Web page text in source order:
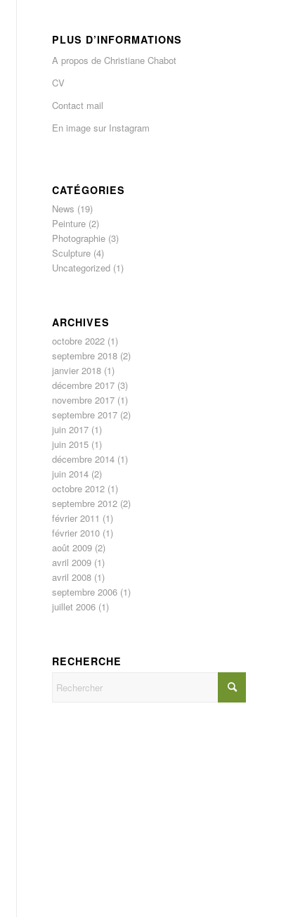
PLUS D’INFORMATIONS
A propos de Christiane Chabot
CV
Contact mail
En image sur Instagram
CATÉGORIES
News (19)
Peinture (2)
Photographie (3)
Sculpture (4)
Uncategorized (1)
ARCHIVES
octobre 2022 (1)
septembre 2018 (2)
janvier 2018 (1)
décembre 2017 (3)
novembre 2017 (1)
septembre 2017 (2)
juin 2017 (1)
juin 2015 (1)
décembre 2014 (1)
juin 2014 (2)
octobre 2012 (1)
septembre 2012 (2)
février 2011 (1)
février 2010 (1)
août 2009 (2)
avril 2009 (1)
avril 2008 (1)
septembre 2006 (1)
juillet 2006 (1)
RECHERCHE